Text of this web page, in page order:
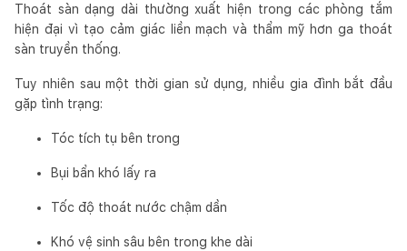
Thoát sàn dạng dài thường xuất hiện trong các phòng tắm
hiện đại vì tạo cảm giác liền mạch và thẩm mỹ hơn ga thoát
sàn truyền thống.
Tuy nhiên sau một thời gian sử dụng, nhiều gia đình bắt đầu
gặp tình trạng:
Tóc tích tụ bên trong
Bụi bẩn khó lấy ra
Tốc độ thoát nước chậm dần
Khó vệ sinh sâu bên trong khe dài